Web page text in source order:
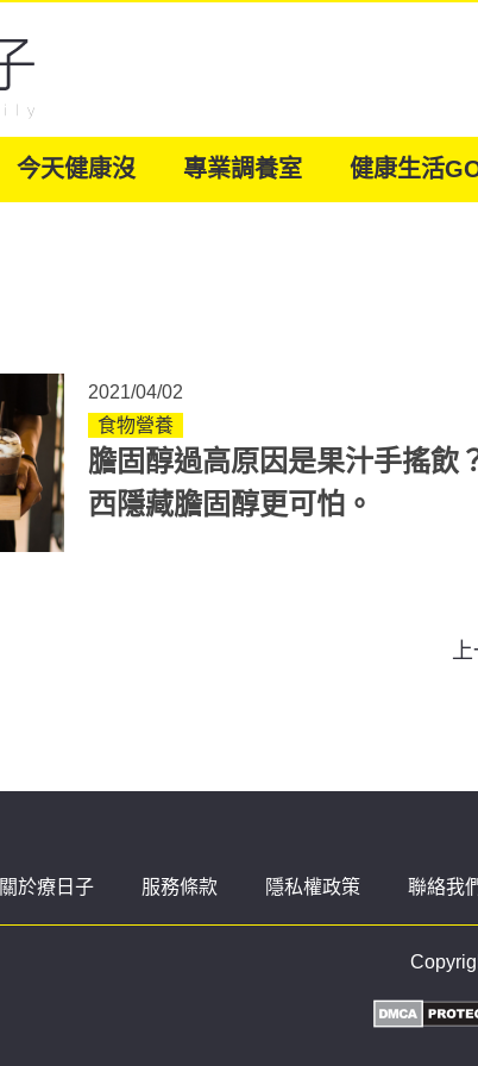
今天健康沒 專業調養室 健康生活
2021/04/02
食物營養
膽固醇過高原因是果汁手搖飲
西隱藏膽固醇更可怕。
上
關於療日子 服務條款 隱私權政策 聯絡我